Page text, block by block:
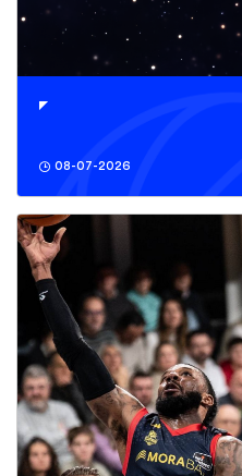
08-07-2026